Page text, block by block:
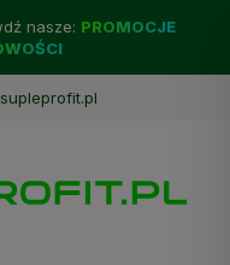
nasze: PROMOCJE